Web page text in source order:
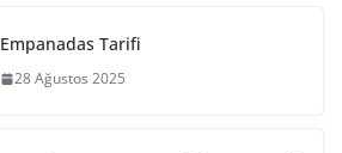
Empanadas Tarifi
28 Ağustos 2025